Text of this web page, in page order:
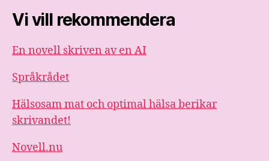
Vi vill rekommendera
En novell skriven av en AI
Språkrådet
Hälsosam mat och optimal hälsa berikar
skrivandet!
Novell.nu